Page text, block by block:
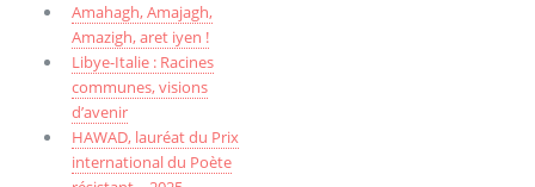
Amahagh, Amajagh,
Amazigh, aret iyen !
Libye-Italie : Racines
communes, visions
d’avenir
HAWAD, lauréat du Prix
international du Poète